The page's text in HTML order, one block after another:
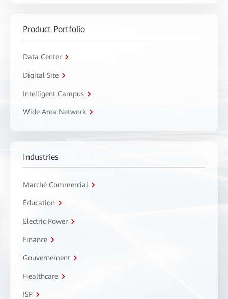
Product Portfolio
Data Center
Digital Site
Intelligent Campus
Wide Area Network
Industries
Marché Commercial
Éducation
Electric Power
Finance
Gouvernement
Healthcare
ISP